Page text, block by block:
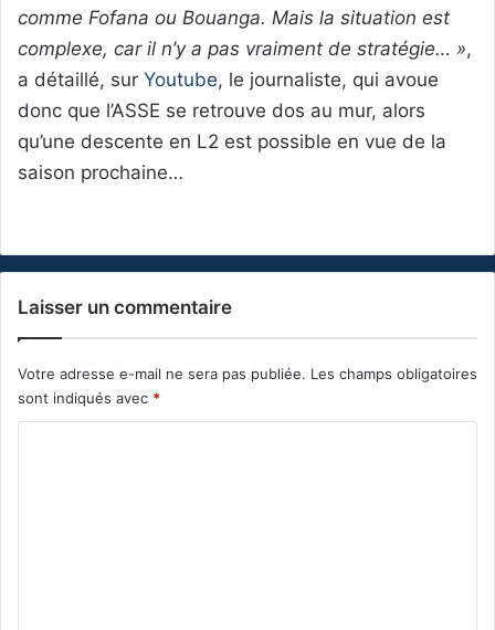
comme Fofana ou Bouanga. Mais la situation est
complexe, car il n’y a pas vraiment de stratégie… »,
a détaillé, sur Youtube, le journaliste, qui avoue
donc que l’ASSE se retrouve dos au mur, alors
qu’une descente en L2 est possible en vue de la
saison prochaine…
Laisser un commentaire
Votre adresse e-mail ne sera pas publiée. Les champs obligatoires
sont indiqués avec *